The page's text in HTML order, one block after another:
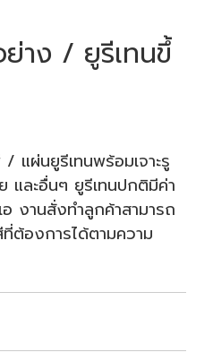
าง / ยูรีเทนขึ้
แผ่นยูรีเทนพร้อมเจาะรู
และอื่นๆ ยูรีเทนปกติมีค่า
งานสั่งทำลูกค้าสามารถ
ต้องการได้ตามความ